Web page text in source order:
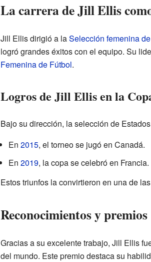
La carrera de Jill Ellis
Jill Ellis dirigió a laSelección femenina
logró grandes éxitos con el equipo. Su
Femenina de Fútbol.
Logros de Jill Ellis en la
Bajo su dirección, la selección de
En 2015, el torneo se jugó en Canadá.
En 2019, la copa se celebró en Francia.
Estos triunfos la convirtieron en una de
Reconocimientos y premios
Gracias a su excelente trabajo, Jill Ellis
del mundo. Este premio destaca su